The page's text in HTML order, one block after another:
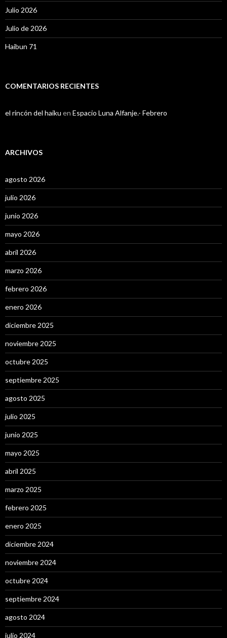
Julio 2026
Julio de 2026
Haibun 71
COMENTARIOS RECIENTES
el rincón del haiku en Espacio Luna Alfanje.- Febrero
ARCHIVOS
agosto 2026
julio 2026
junio 2026
mayo 2026
abril 2026
marzo 2026
febrero 2026
enero 2026
diciembre 2025
noviembre 2025
octubre 2025
septiembre 2025
agosto 2025
julio 2025
junio 2025
mayo 2025
abril 2025
marzo 2025
febrero 2025
enero 2025
diciembre 2024
noviembre 2024
octubre 2024
septiembre 2024
agosto 2024
julio 2024